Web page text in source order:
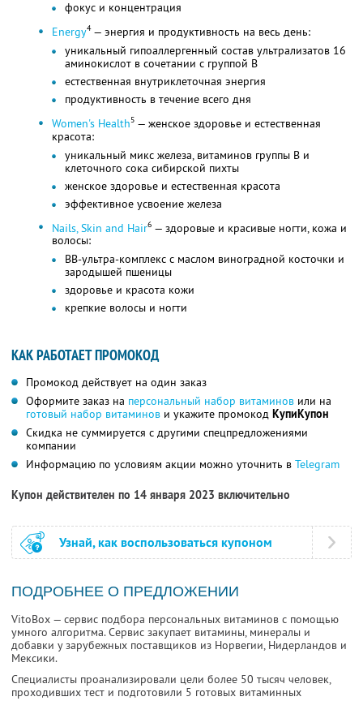
фокус и концентрация
Energy4— энергия и продуктивность на весь день:
уникальный гипоаллергенный состав ультрализатов 16
аминокислот в сочетании с группой B
естественная внутриклеточная энергия
продуктивность в течение всего дня
Women's Health5 — женское здоровье и естественная
красота:
уникальный микс железа, витаминов группы B и
клеточного сока сибирской пихты
женское здоровье и естественная красота
эффективное усвоение железа
Nails, Skin and Hair6 — здоровые и красивые ногти, кожа и
волосы:
BB-ультра-комплекс с маслом виноградной косточки и
зародышей пшеницы
здоровье и красота кожи
крепкие волосы и ногти
КАК РАБОТАЕТ ПРОМОКОД
Промокод действует на один заказ
Оформите заказ на персональный набор витаминов или на
готовый набор витаминов и укажите промокод КупиКупон
Скидка не суммируется с другими спецпредложениями
компании
Информацию по условиям акции можно уточнить в Telegram
Купон действителен по 14 января 2023 включительно
Узнай, как воспользоваться купоном
ПОДРОБНЕЕ О ПРЕДЛОЖЕНИИ
VitoBox — сервис подбора персональных витаминов с помощью
умного алгоритма. Сервис закупает витамины, минералы и
добавки у зарубежных поставщиков из Норвегии, Нидерландов и
Мексики.
Специалисты проанализировали цели более 50 тысяч человек,
проходивших тест и подготовили 5 готовых витаминных